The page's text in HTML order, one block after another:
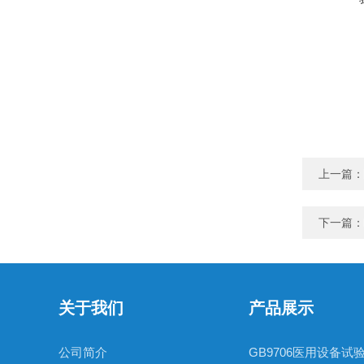
上一篇：
下一篇：
关于我们
公司简介
产品展示
GB9706医用设备试